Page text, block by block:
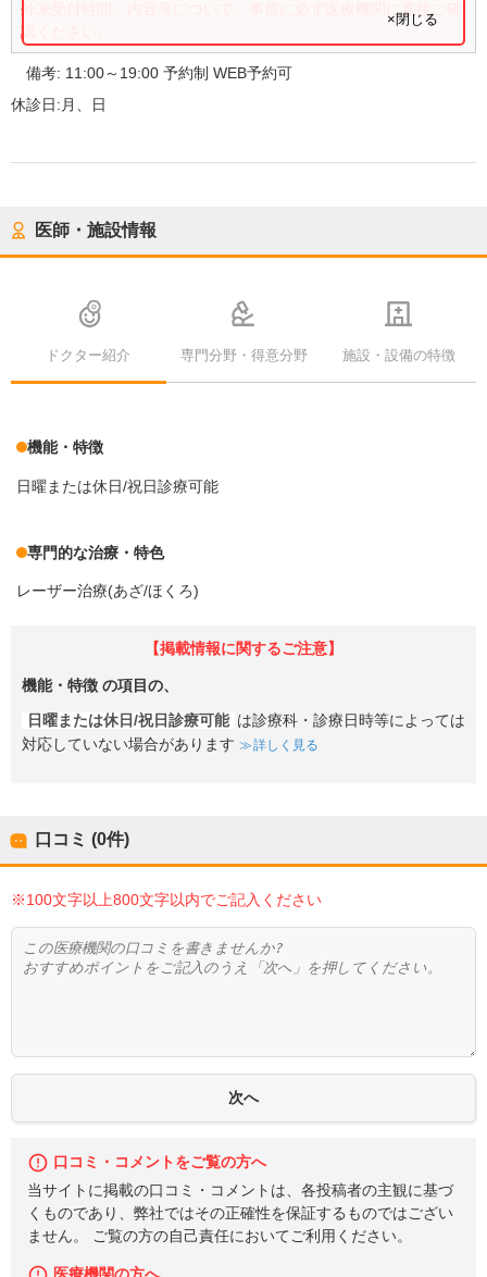
外来受付時間・内容等について、事前に必ず医療機関に直接ご確
認ください。
×閉じる
備考: 11:00～19:00 予約制 WEB予約可
休診日: 月、日
医師・施設情報
ドクター紹介 専門分野・得意分野 施設・設備の特徴
機能・特徴
日曜または休日/祝日診療可能
専門的な治療・特色
レーザー治療(あざ/ほくろ)
【掲載情報に関するご注意】
機能・特徴 の項目の、
日曜または休日/祝日診療可能 は診療科・診療日時等によっては
対応していない場合があります
詳しく見る
口コミ (0件)
※100文字以上800文字以内でご記入ください
口コミ・コメントをご覧の方へ
当サイトに掲載の口コミ・コメントは、各投稿者の主観に基づ
くものであり、弊社ではその正確性を保証するものではござい
ません。 ご覧の方の自己責任においてご利用ください。